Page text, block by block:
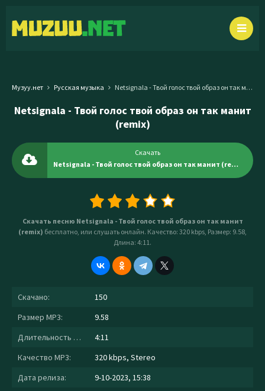
Музуу.нет Русская музыка Netsignala - Твой голос твой образ он так манит (remix)
Netsignala - Твой голос твой образ он так манит
(remix)
Скачать
Netsignala - Твой голос твой образ он так манит (remix)
Скачать песню Netsignala - Твой голос твой образ он так манит
(remix) бесплатно, или слушать онлайн. Качество: 320 kbps, Размер: 9.58,
Длина: 4:11.
Скачано:
150
Размер MP3:
9.58
Длительность MP3:
4:11
Качество MP3:
320 kbps, Stereo
Дата релиза:
9-10-2023, 15:38